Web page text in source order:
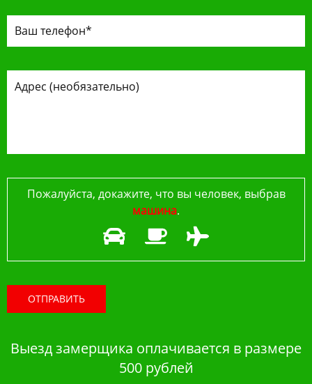
Пожалуйста, докажите, что вы человек, выбрав
машина.
ОТПРАВИТЬ
Выезд замерщика оплачивается в размере
500 рублей